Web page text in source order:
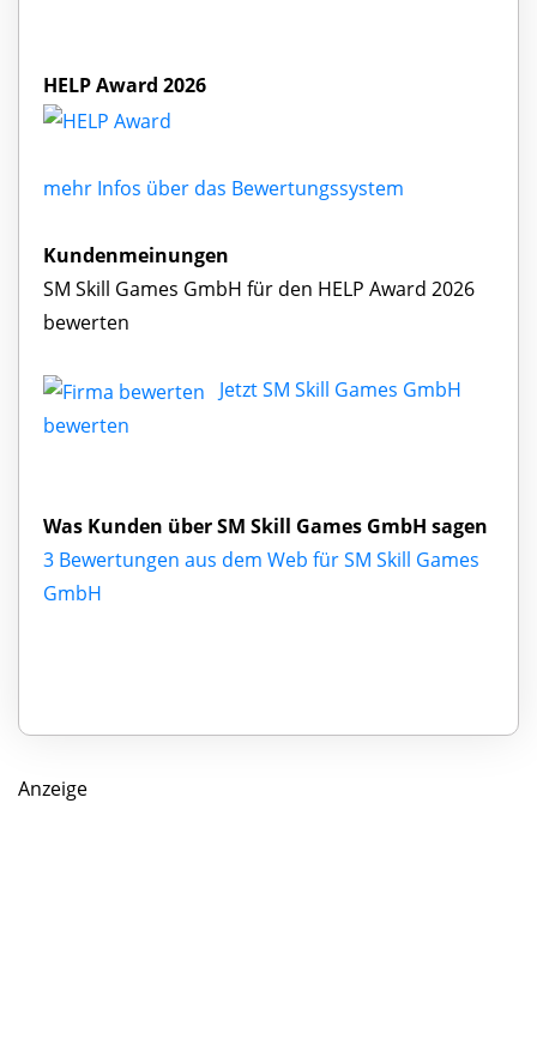
HELP Award 2026
mehr Infos über das Bewertungssystem
Kundenmeinungen
SM Skill Games GmbH für den HELP Award 2026
bewerten
Jetzt SM Skill Games GmbH
bewerten
Was Kunden über SM Skill Games GmbH sagen
3 Bewertungen aus dem Web für SM Skill Games
GmbH
Anzeige